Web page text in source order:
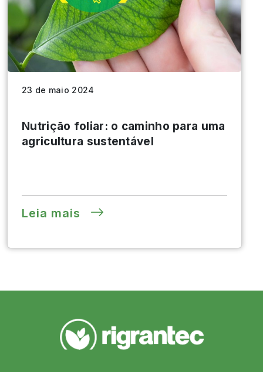
23 de maio 2024
Nutrição foliar: o caminho para uma
agricultura sustentável
Leia mais